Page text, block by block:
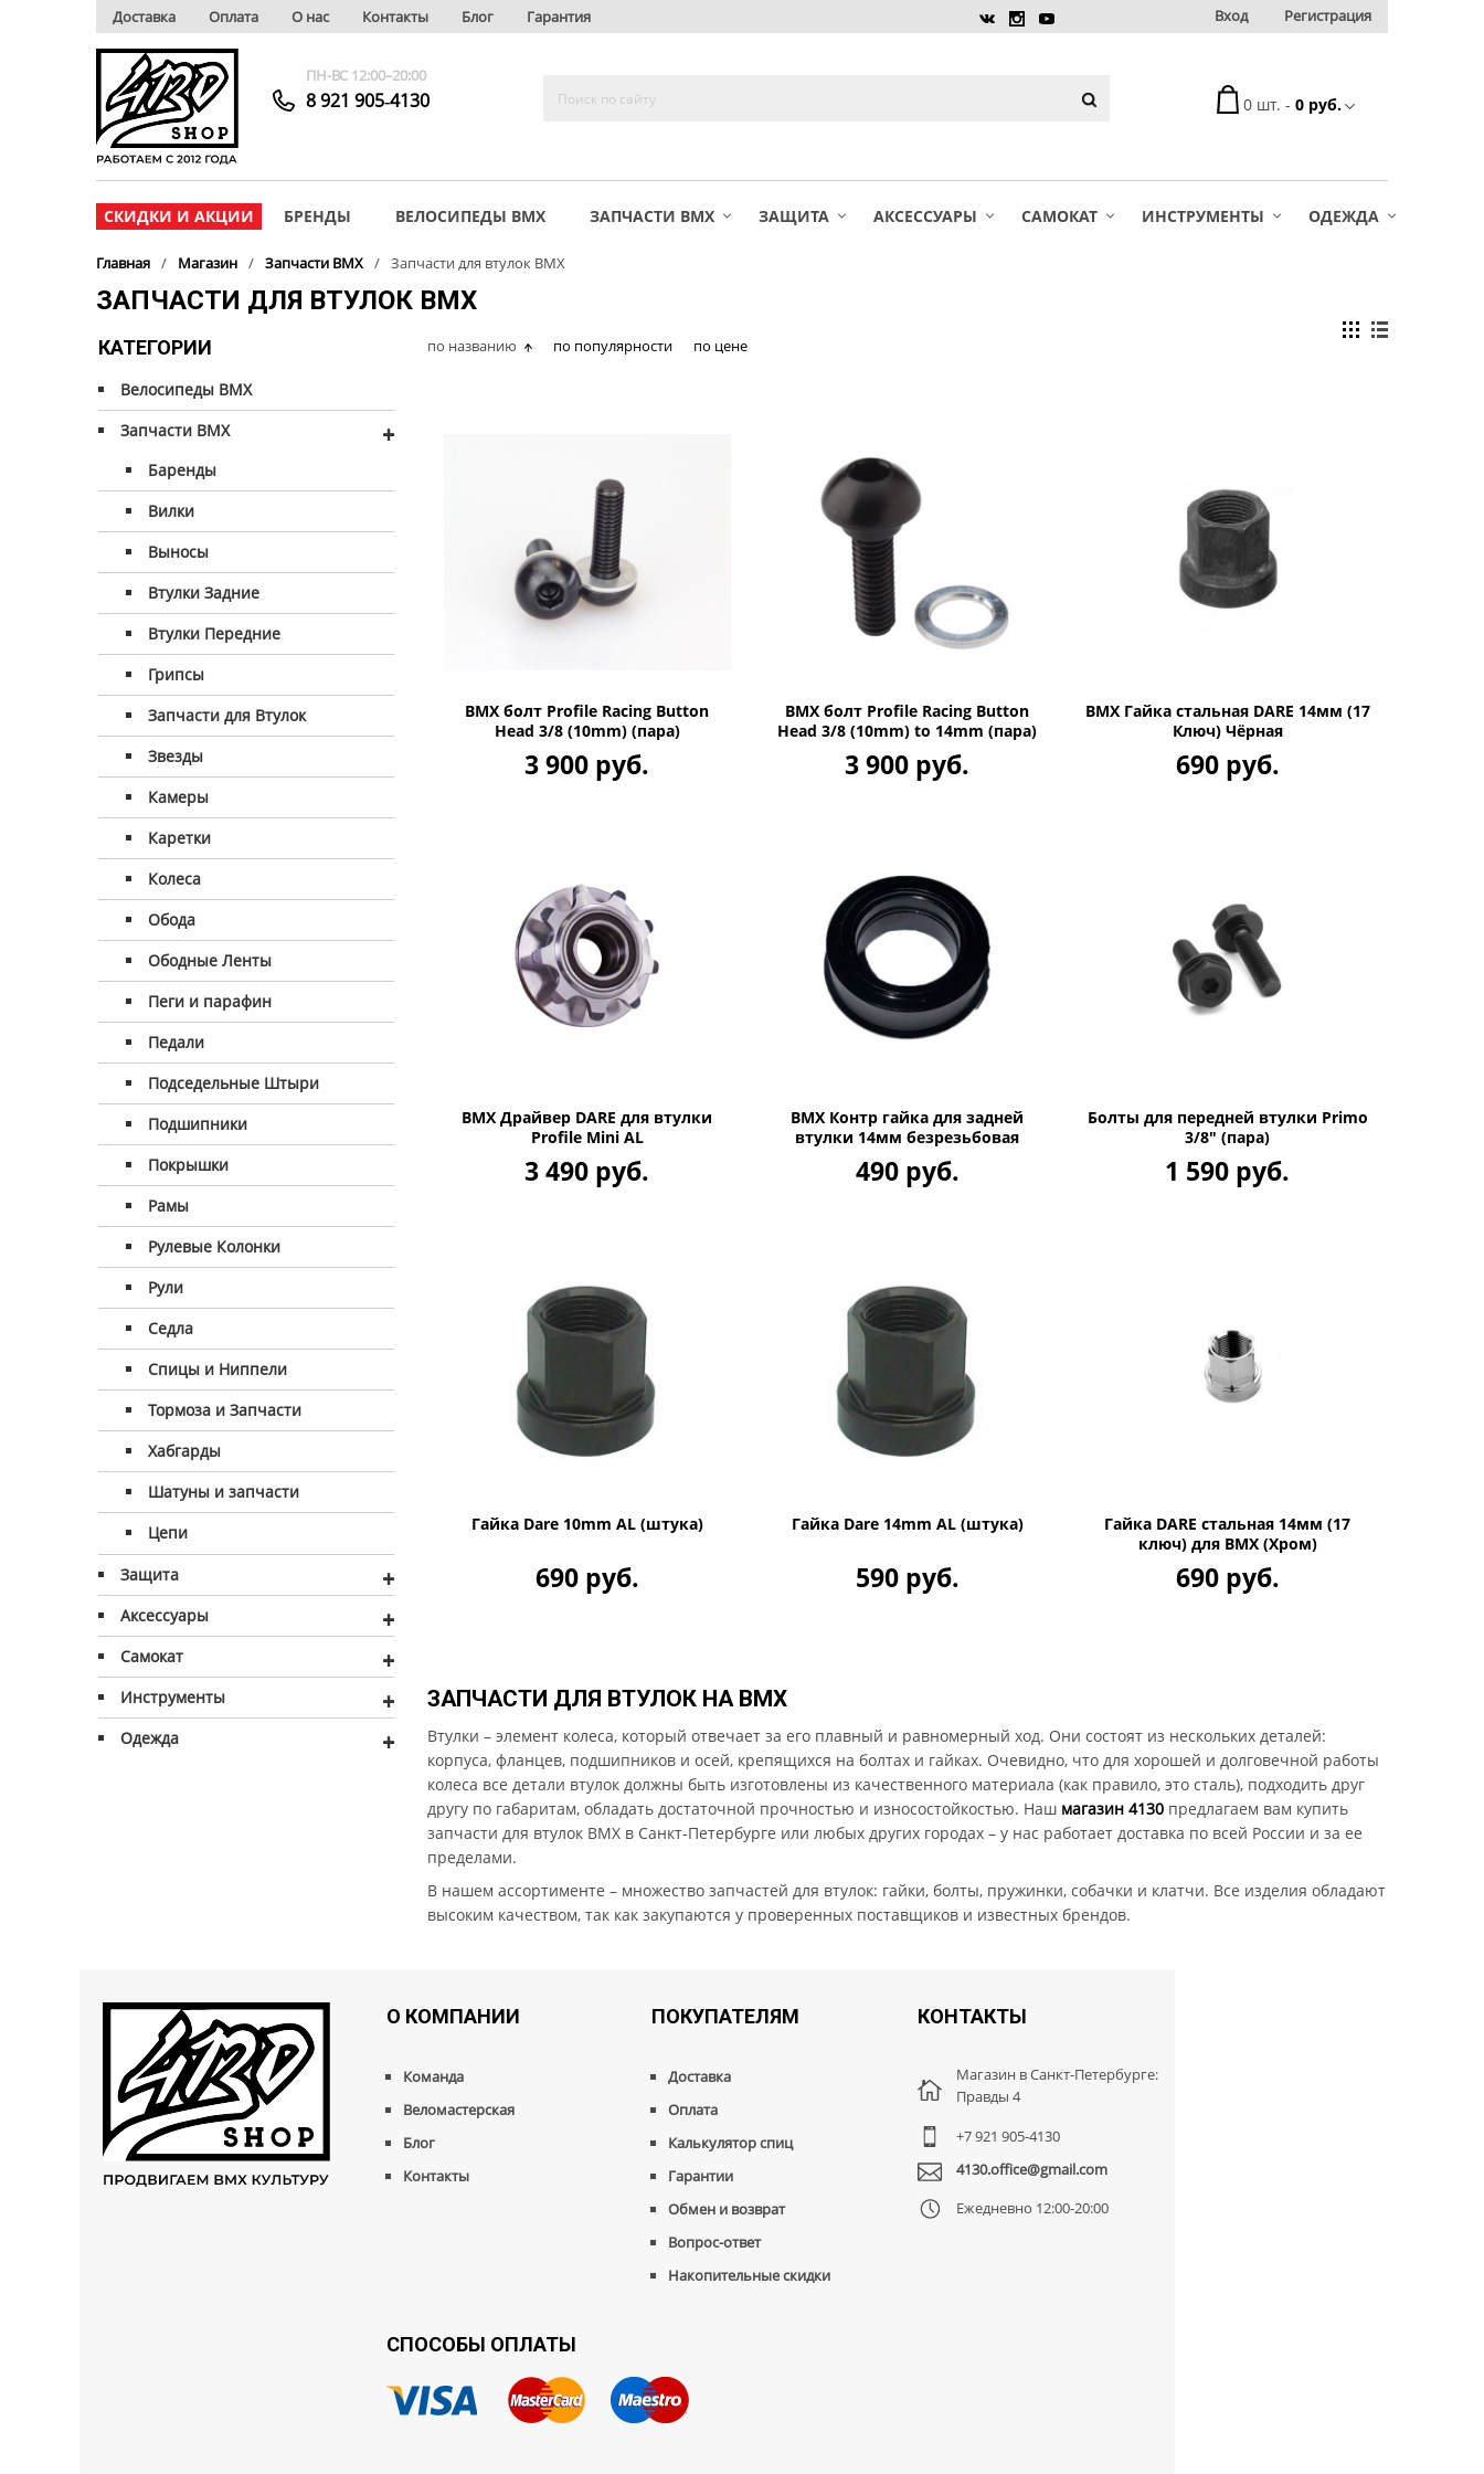
Доставка Оплата О нас Контакты Блог Гарантия Вход Регистрация
8 921 905‑4130
ПН-ВС 12:00–20:00
0 шт. - 0 руб.
СКИДКИ И АКЦИИ БРЕНДЫ ВЕЛОСИПЕДЫ BMX ЗАПЧАСТИ BMX ЗАЩИТА АКСЕССУАРЫ САМОКАТ ИНСТРУМЕНТЫ ОДЕЖДА
Главная Магазин Запчасти BMX Запчасти для втулок BMX
ЗАПЧАСТИ ДЛЯ ВТУЛОК BMX
КАТЕГОРИИ
Велосипеды BMX
Запчасти BMX
+
Баренды
Вилки
Выносы
Втулки Задние
Втулки Передние
Грипсы
Запчасти для Втулок
Звезды
Камеры
Каретки
Колеса
Обода
Ободные Ленты
Пеги и парафин
Педали
Подседельные Штыри
Подшипники
Покрышки
Рамы
Рулевые Колонки
Рули
Седла
Спицы и Ниппели
Тормоза и Запчасти
Хабгарды
Шатуны и запчасти
Цепи
Защита
+
Аксессуары +
Самокат +
Инструменты +
Одежда +
по названию по популярности по цене
BMX болт Profile Racing Button
Head 3/8 (10mm) (пара)
3 900 руб.
BMX болт Profile Racing Button
Head 3/8 (10mm) to 14mm (пара)
3 900 руб.
BMX Гайка стальная DARE 14мм (17
Ключ) Чёрная
690 руб.
BMX Драйвер DARE для втулки
Profile Mini AL
3 490 руб.
BMX Контр гайка для задней
втулки 14мм безрезьбовая
490 руб.
Болты для передней втулки Primo
3/8" (пара)
1 590 руб.
Гайка Dare 10mm AL (штука)
690 руб.
Гайка Dare 14mm AL (штука)
590 руб.
Гайка DARE стальная 14мм (17
ключ) для BMX (Хром)
690 руб.
ЗАПЧАСТИ ДЛЯ ВТУЛОК НА BMX
Втулки – элемент колеса, который отвечает за его плавный и равномерный ход. Они состоят из нескольких деталей:
корпуса, фланцев, подшипников и осей, крепящихся на болтах и гайках. Очевидно, что для хорошей и долговечной работы
колеса все детали втулок должны быть изготовлены из качественного материала (как правило, это сталь), подходить друг
другу по габаритам, обладать достаточной прочностью и износостойкостью. Наш магазин 4130 предлагаем вам купить
запчасти для втулок BMX в Санкт-Петербурге или любых других городах – у нас работает доставка по всей России и за ее
пределами.
В нашем ассортименте – множество запчастей для втулок: гайки, болты, пружинки, собачки и клатчи. Все изделия обладают
высоким качеством, так как закупаются у проверенных поставщиков и известных брендов.
О КОМПАНИИ
Команда
Веломастерская
Блог
Контакты
ПОКУПАТЕЛЯМ
Доставка
Оплата
Калькулятор спиц
Гарантии
Обмен и возврат
Вопрос-ответ
Накопительные скидки
СПОСОБЫ ОПЛАТЫ
КОНТАКТЫ
Магазин в Санкт-Петербурге:
Правды 4
+7 921 905-4130
4130.office@gmail.com
Ежедневно 12:00-20:00